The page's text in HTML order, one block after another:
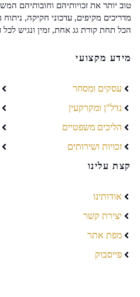
טוב יותר את זכויותיהם וחובותיהם
מדריכים מקיפים, עדכוני חקיקה,
הכל תחת קורת גג אחת, זמין ונגיש לכל
מידע מקצועי
עסקים ומסחר
נדל"ן ומקרקעין
הליכים משפטיים
זכויות ושירותים
קצת עלינו
אודותינו
יצירת קשר
מפת אתר
פייסבוק